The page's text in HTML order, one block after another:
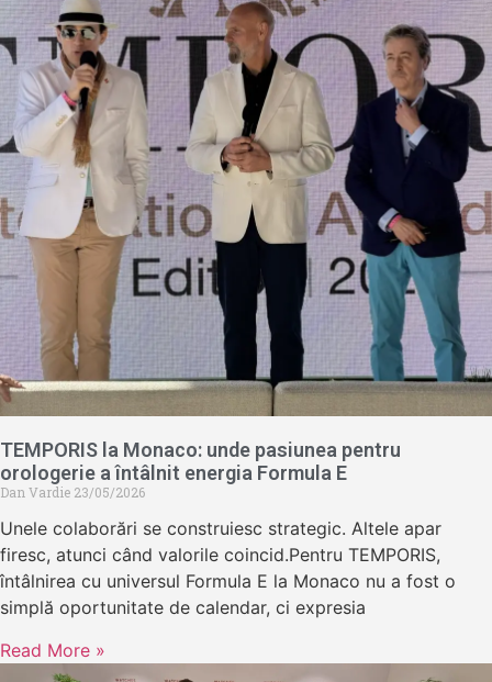
TEMPORIS la Monaco: unde pasiunea pentru
orologerie a întâlnit energia Formula E
Dan Vardie 23/05/2026
Unele colaborări se construiesc strategic. Altele apar
firesc, atunci când valorile coincid.Pentru TEMPORIS,
întâlnirea cu universul Formula E la Monaco nu a fost o
simplă oportunitate de calendar, ci expresia
Read More »